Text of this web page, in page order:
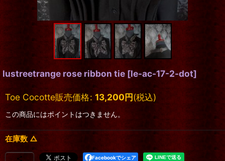
lustreetrange rose ribbon tie [le-ac-17-2-dot]
Toe Cocotte販売価格: 13,200円(税込)
この商品にはポイントはつきません。
在庫数 △
Facebookでシェア